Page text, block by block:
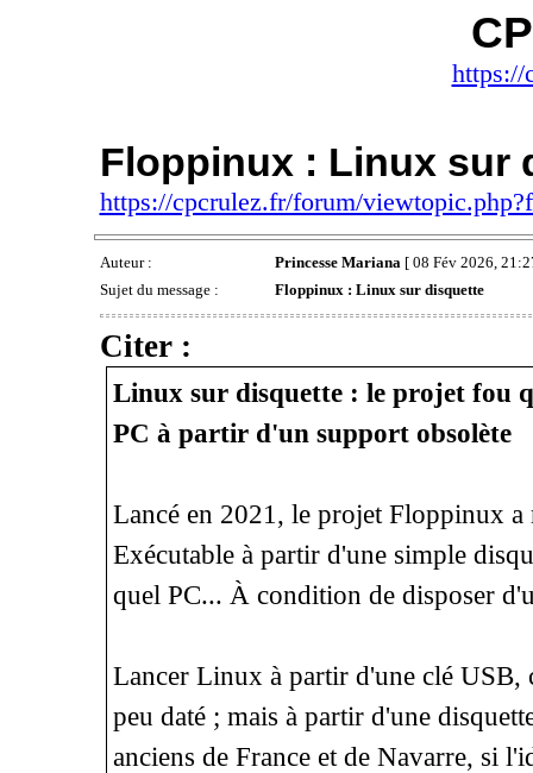
https://
Floppinux : Linux sur
https://cpcrulez.fr/forum/
Auteur : Princesse Mariana[ 08 Fév 2026,
Sujet du message :
Floppinux : Linux sur disquette
Citer :
Linux sur disquette : le projet fou
PC à partir d'un support obsolète
Lancé en 2021, le projet Floppinux a
Exécutable à partir d'une simple
quel PC... À condition de disposer
Lancer Linux à partir d'une clé USB,
peu daté ; mais à partir d'une
anciens de France et de Navarre, si